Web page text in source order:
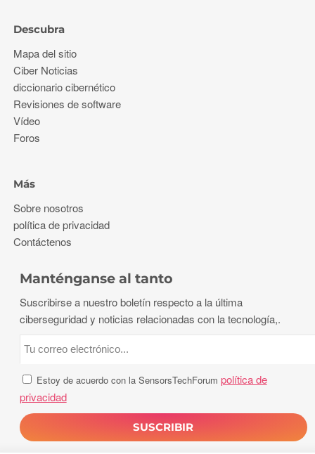
Descubra
Mapa del sitio
Ciber Noticias
diccionario cibernético
Revisiones de software
Vídeo
Foros
Más
Sobre nosotros
política de privacidad
Contáctenos
Manténganse al tanto
Suscribirse a nuestro boletín respecto a la última
ciberseguridad y noticias relacionadas con la tecnología,.
Estoy de acuerdo con la SensorsTechForum política de
privacidad